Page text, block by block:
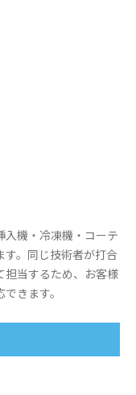
入機・冷凍機・コーテ
す。同じ技術者が打合
担当するため、お客様
きます。